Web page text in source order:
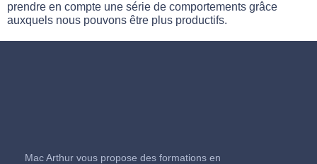
prendre en compte une série de comportements grâce
auxquels nous pouvons être plus productifs.
Mac Arthur vous propose des formations en